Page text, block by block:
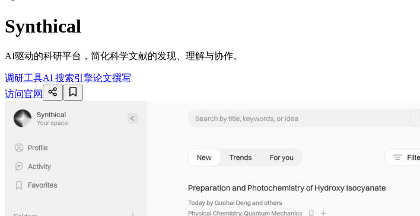
Synthical
AI驱动的科研平台，简化科学文献的发现、理解与协作。
调研工具AI 搜索引擎论文撰写
访问官网